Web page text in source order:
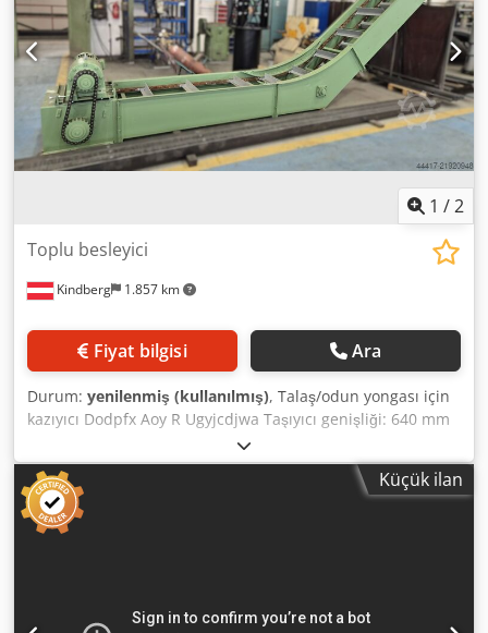
yapılmış spiral, eğim açısı 22°, debisi 1,5 - 2,0 m3 /saat
olan kanalizasyon çamuru Aksesuarlar: Pikap (döner)
Durum: Kullanılmış Fiyat talep üzerine
1 /2
Kindberg 1.857 km
Toplu besleyici
Fiyat bilgisi Ara
Durum: yenilenmiş (kullanılmış), Talaş/odun yongası için
kazıyıcı Dodpfx Aoy R Ugyjcdjwa Taşıyıcı genişliği: 640 mm
Düz: 4 m Yükselen: 4 m Genel revizyondan geçirilmiş
Küçük ilan